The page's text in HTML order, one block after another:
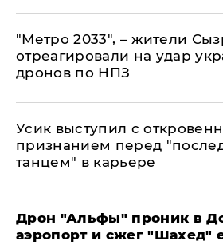
"Метро 2033", – жители
отреагировали на удар
дронов по НПЗ
Усик выступил с
признанием перед
танцем" в карьере
Дрон "Альфы" проник в
аэропорт и сжег "Шахед"